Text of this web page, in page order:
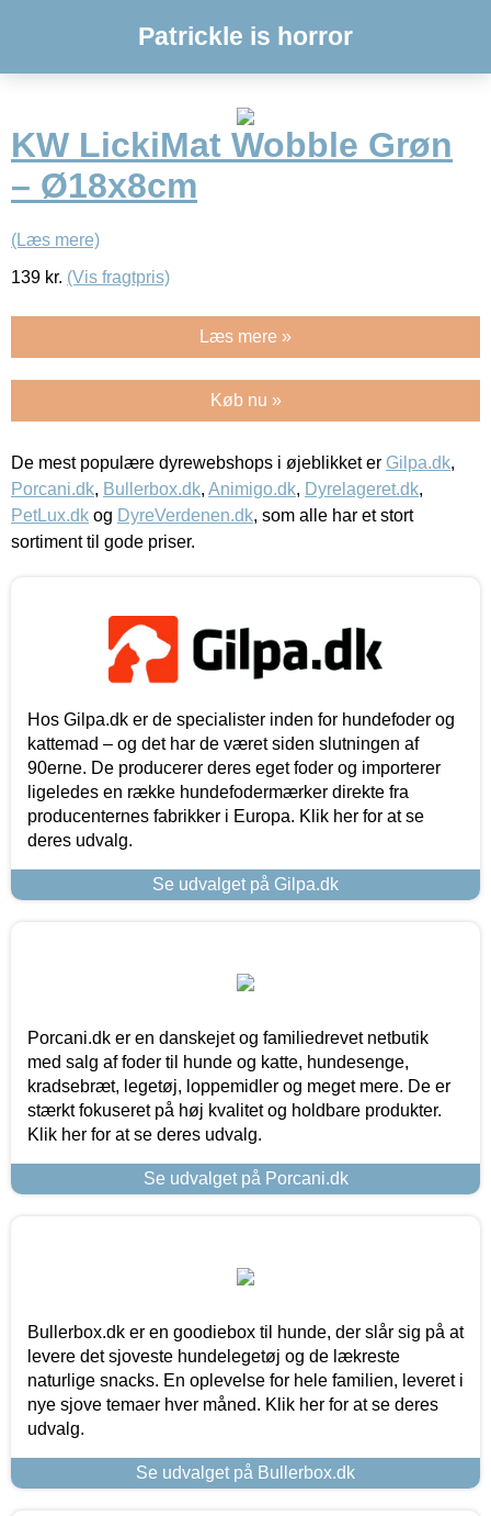
Patrickle is horror
KW LickiMat Wobble Grøn
– Ø18x8cm
(Læs mere)
139 kr. (Vis fragtpris)
Læs mere »
Køb nu »
De mest populære dyrewebshops i øjeblikket er Gilpa.dk,
Porcani.dk, Bullerbox.dk, Animigo.dk, Dyrelageret.dk,
PetLux.dk og DyreVerdenen.dk, som alle har et stort
sortiment til gode priser.
Hos Gilpa.dk er de specialister inden for hundefoder og
kattemad – og det har de været siden slutningen af
90erne. De producerer deres eget foder og importerer
ligeledes en række hundefodermærker direkte fra
producenternes fabrikker i Europa. Klik her for at se
deres udvalg.
Se udvalget på Gilpa.dk
Porcani.dk er en danskejet og familiedrevet netbutik
med salg af foder til hunde og katte, hundesenge,
kradsebræt, legetøj, loppemidler og meget mere. De er
stærkt fokuseret på høj kvalitet og holdbare produkter.
Klik her for at se deres udvalg.
Se udvalget på Porcani.dk
Bullerbox.dk er en goodiebox til hunde, der slår sig på at
levere det sjoveste hundelegetøj og de lækreste
naturlige snacks. En oplevelse for hele familien, leveret i
nye sjove temaer hver måned. Klik her for at se deres
udvalg.
Se udvalget på Bullerbox.dk